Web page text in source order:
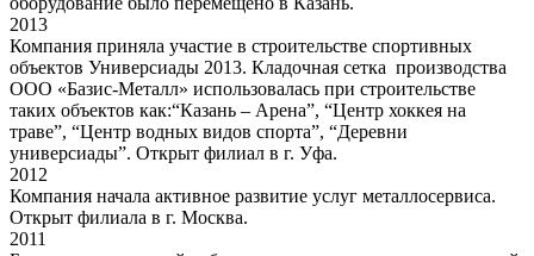
2013
Компания приняла участие в строительстве спортивных
объектов Универсиады 2013. Кладочная сетка производства
ООО «Базис-Металл» использовалась при строительстве
таких объектов как:“Казань – Арена”, “Центр хоккея на
траве”, “Центр водных видов спорта”, “Деревни
универсиады”. Открыт филиал в г. Уфа.
2012
Компания начала активное развитие услуг металлосервиса.
Открыт филиала в г. Москва.
2011